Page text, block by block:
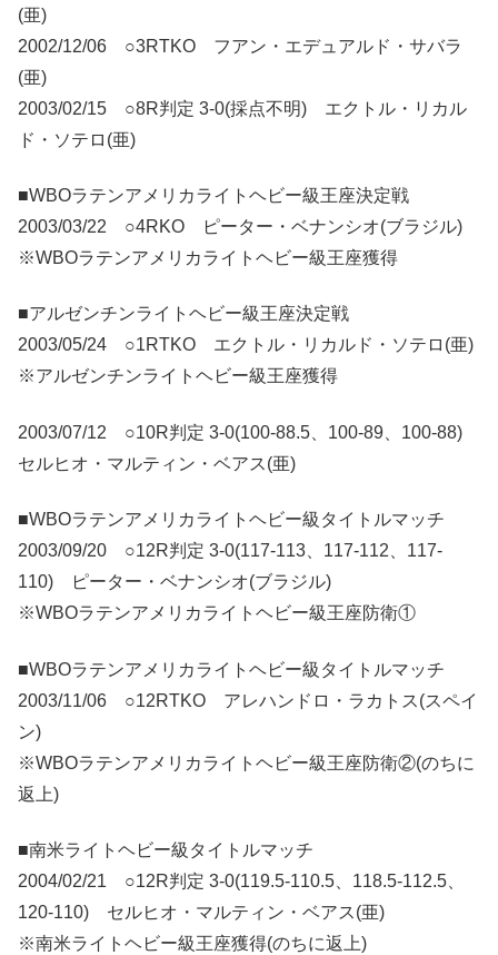
(亜)
2002/12/06 ○3RTKO フアン・エデュアルド・サバラ
(亜)
2003/02/15 ○8R判定 3-0(採点不明) エクトル・リカル
ド・ソテロ(亜)
■WBOラテンアメリカライトヘビー級王座決定戦
2003/03/22 ○4RKO ピーター・ベナンシオ(ブラジル)
※WBOラテンアメリカライトヘビー級王座獲得
■アルゼンチンライトヘビー級王座決定戦
2003/05/24 ○1RTKO エクトル・リカルド・ソテロ(亜)
※アルゼンチンライトヘビー級王座獲得
2003/07/12 ○10R判定 3-0(100-88.5、100-89、100-88)
セルヒオ・マルティン・ベアス(亜)
■WBOラテンアメリカライトヘビー級タイトルマッチ
2003/09/20 ○12R判定 3-0(117-113、117-112、117-
110) ピーター・ベナンシオ(ブラジル)
※WBOラテンアメリカライトヘビー級王座防衛①
■WBOラテンアメリカライトヘビー級タイトルマッチ
2003/11/06 ○12RTKO アレハンドロ・ラカトス(スペイ
ン)
※WBOラテンアメリカライトヘビー級王座防衛②(のちに
返上)
■南米ライトヘビー級タイトルマッチ
2004/02/21 ○12R判定 3-0(119.5-110.5、118.5-112.5、
120-110) セルヒオ・マルティン・ベアス(亜)
※南米ライトヘビー級王座獲得(のちに返上)